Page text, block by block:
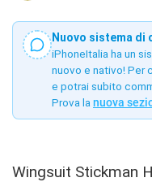
Nuovo sistema di
iPhoneItalia ha un
nuovo e nativo! Per
e potrai subito
Prova la nuova
Wingsuit Stickman